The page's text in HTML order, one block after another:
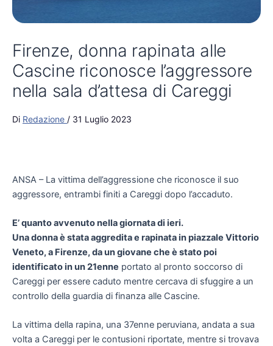
Firenze, donna rapinata alle
Cascine riconosce l’aggressore
nella sala d’attesa di Careggi
Di Redazione / 31 Luglio 2023
ANSA – La vittima dell’aggressione che riconosce il suo
aggressore, entrambi finiti a Careggi dopo l’accaduto.
E’ quanto avvenuto nella giornata di ieri.
Una donna è stata aggredita e rapinata in piazzale Vittorio
Veneto, a Firenze, da un giovane che è stato poi
identificato in un 21enne portato al pronto soccorso di
Careggi per essere caduto mentre cercava di sfuggire a un
controllo della guardia di finanza alle Cascine.
La vittima della rapina, una 37enne peruviana, andata a sua
volta a Careggi per le contusioni riportate, mentre si trovava